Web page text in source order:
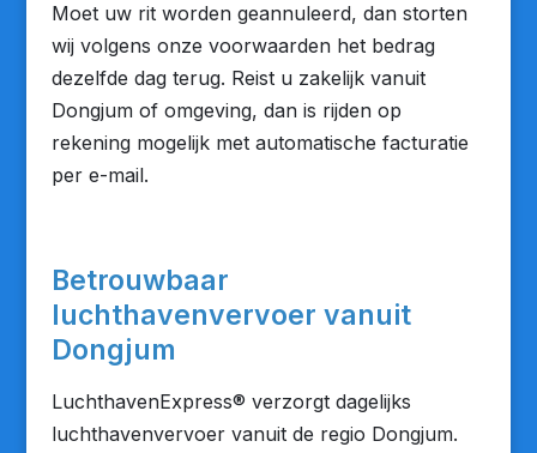
Moet uw rit worden geannuleerd, dan storten
wij volgens onze voorwaarden het bedrag
dezelfde dag terug. Reist u zakelijk vanuit
Dongjum of omgeving, dan is rijden op
rekening mogelijk met automatische facturatie
per e-mail.
Betrouwbaar
luchthavenvervoer vanuit
Dongjum
LuchthavenExpress® verzorgt dagelijks
luchthavenvervoer vanuit de regio Dongjum.